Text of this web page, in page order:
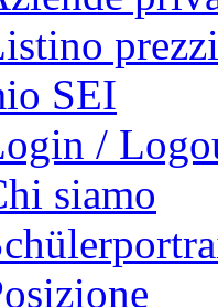
prezzi
SEI
/
siamo